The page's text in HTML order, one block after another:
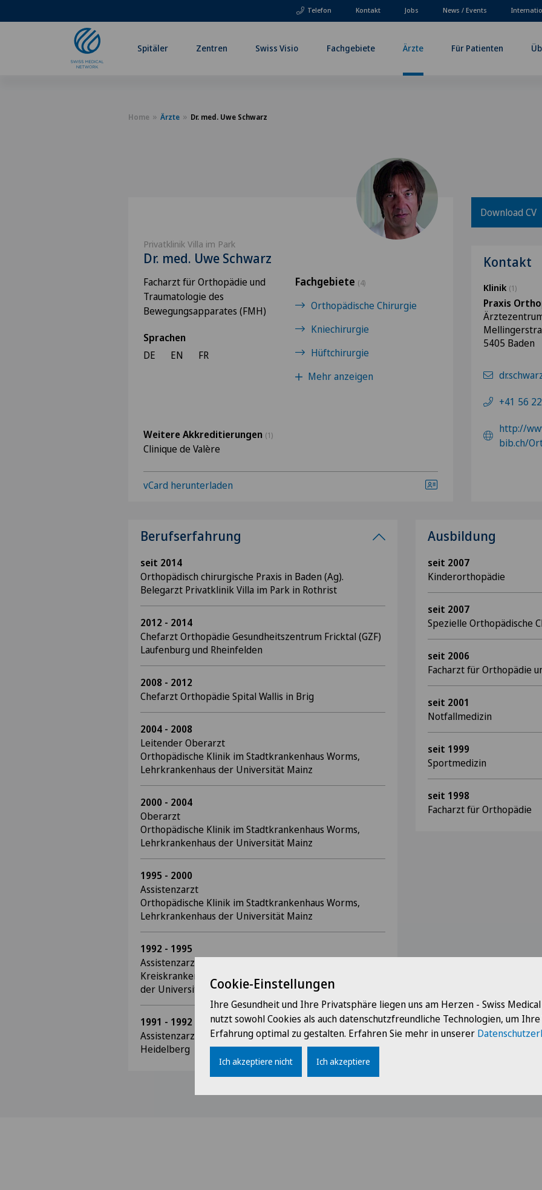
Telefon Kontakt Jobs News / Events
Spitäler Zentren Swiss Visio Fachgebiete Ärzte Für Patienten
Home Ärzte Dr. med. Uwe Schwarz
Privatklinik Villa im Park
Dr. med. Uwe Schwarz
Facharzt für Orthopädie und
Traumatologie des
Bewegungsapparates (FMH)
Sprachen
DE
EN FR
Fachgebiete (4)
Orthopädische Chirurgie
Kniechirurgie
Hüftchirurgie
Mehr anzeigen
Weitere Akkreditierungen (1)
Clinique de Valère
vCard herunterladen
Download CV
Kontakt
Klinik (1)
Praxis
5405 Baden
+41 56
http://
bib.ch/
Berufserfahrung
seit 2014
Orthopädisch chirurgische Praxis in Baden (Ag).
Belegarzt Privatklinik Villa im Park in Rothrist
2012 - 2014
Chefarzt Orthopädie Gesundheitszentrum Fricktal (GZF)
Laufenburg und Rheinfelden
2008 - 2012
Chefarzt Orthopädie Spital Wallis in Brig
2004 - 2008
Leitender Oberarzt
Orthopädische Klinik im Stadtkrankenhaus Worms,
Lehrkrankenhaus der Universität Mainz
2000 - 2004
Oberarzt
Orthopädische Klinik im Stadtkrankenhaus Worms,
Lehrkrankenhaus der Universität Mainz
1995 - 2000
Assistenzarzt
Orthopädische Klinik im Stadtkrankenhaus Worms,
Lehrkrankenhaus der Universität Mainz
1992 - 1995
Assistenzarzt Unfallchirurgische Abteilung des
Kreiskrankenhauses Schwetzingen, Lehrkrankenhaus
der Universität Heidelberg
1991 - 1992
Assistenzarzt Orthopädische Universitätsklinik
Heidelberg
Ausbildung
seit 2007
Kinderorthopädie
seit 2007
Spezielle Orthopädische
seit 2006
Facharzt für Orthopädie
seit 2001
Notfallmedizin
seit 1999
Sportmedizin
seit 1998
Facharzt für Orthopädie
Cookie-Einstellungen
Ihre Gesundheit und Ihre Privatsphäre liegen uns am Herzen - Swiss
nutzt sowohl Cookies als auch datenschutzfreundliche Technologien, um
Erfahrung optimal zu gestalten. Erfahren Sie mehr in unserer
Ich akzeptiere nicht Ich akzeptiere